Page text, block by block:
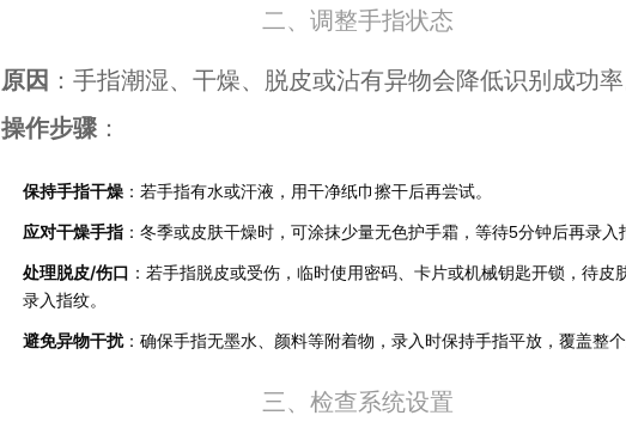
二、调整手指状态
原因 ：手指潮湿、干燥、脱皮或沾有异物会降低识别成功率
操作步骤 ：
保持手指干燥：若手指有水或汗液，用干净纸巾擦干后再尝试。
应对干燥手指：冬季或皮肤干燥时，可涂抹少量无色护手霜，等待5分钟后再录入
处理脱皮/伤口 ：若手指脱皮或受伤，临时使用密码、卡片或机械钥匙开锁，待皮
录入指纹。
避免异物干扰：确保手指无墨水、颜料等附着物，录入时保持手指平放，覆盖整个
三、检查系统设置